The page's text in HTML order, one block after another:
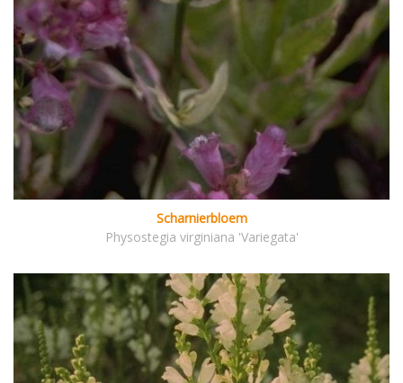
Scharnierbloem
Physostegia virginiana 'Variegata'